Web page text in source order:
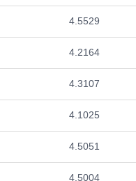
4.5529
4.2164
4.3107
4.1025
4.5051
4.5004